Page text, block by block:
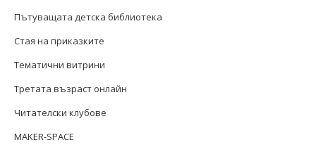
Пътуващата детска библиотека
Стая на приказките
Тематични витрини
Третата възраст онлайн
Читателски клубове
MAKER-SPACE